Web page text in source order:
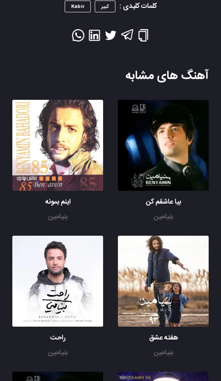
کلمات کلیدی : کبیر Kabir
آهنگ های مشابه
بیا عاشقم کن
بنیامین
اینم بمونه
بنیامین
هفته عشق
بنیامین
راحت
بنیامین